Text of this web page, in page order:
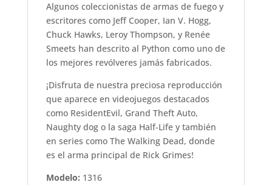
Algunos coleccionistas de armas de fuego y
escritores como Jeff Cooper, Ian V. Hogg,
Chuck Hawks, Leroy Thompson, y Renée
Smeets han descrito al Python como uno de
los mejores revólveres jamás fabricados.
¡Disfruta de nuestra preciosa reproducción
que aparece en videojuegos destacados
como ResidentEvil, Grand Theft Auto,
Naughty dog o la saga Half-Life y también
en series como The Walking Dead, donde
es el arma principal de Rick Grimes!
Modelo: 1316